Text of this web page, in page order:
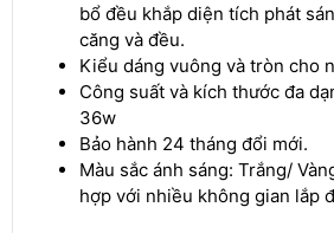
bổ đều khắp diện tích phát
căng và đều.
Kiểu dáng vuông và tròn cho
Công suất và kích thước đa
36w
Bảo hành 24 tháng đổi mới.
Màu sắc ánh sáng: Trắng/
hợp với nhiều không gian lắp